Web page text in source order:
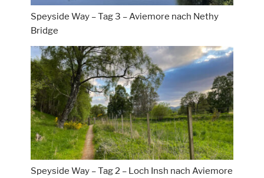
Speyside Way – Tag 3 – Aviemore nach Nethy
Bridge
Speyside Way – Tag 2 – Loch Insh nach Aviemore